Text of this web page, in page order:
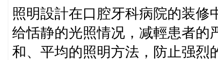
照明設計在口腔牙科病院的装修
给恬静的光照情况，减輕患者的
和、平均的照明方法，防止强烈